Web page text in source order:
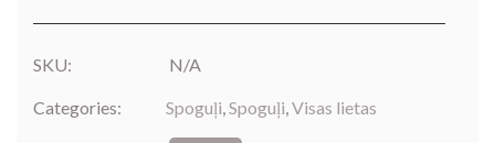
SKU: N/A
Categories: Spoguļi,Spoguļi,Visas lietas